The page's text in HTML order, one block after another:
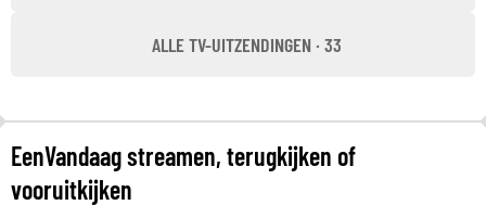
ALLE TV-UITZENDINGEN · 33
EenVandaag streamen, terugkijken of
vooruitkijken